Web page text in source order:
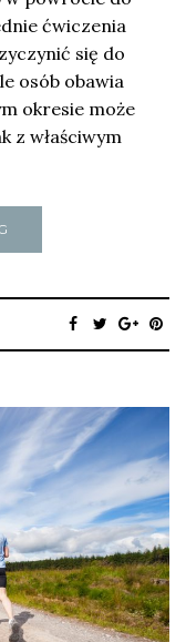
ćwiczenia
się do
osób obawia
okresie może
z właściwym